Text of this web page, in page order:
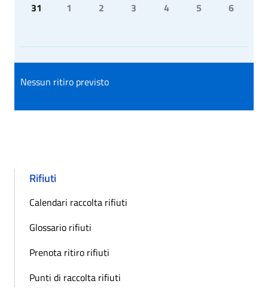
31 1 2 3 4 5 6
Nessun ritiro previsto
Rifiuti
Calendari raccolta rifiuti
Glossario rifiuti
Prenota ritiro rifiuti
Punti di raccolta rifiuti